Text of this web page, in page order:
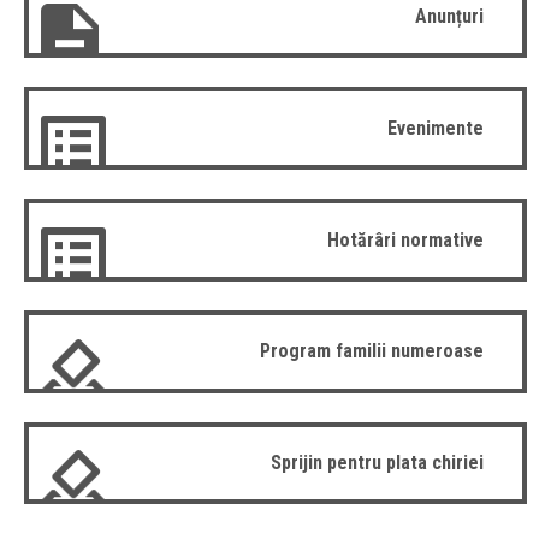
Anunțuri
Evenimente
Hotărâri normative
Program familii numeroase
Sprijin pentru plata chiriei